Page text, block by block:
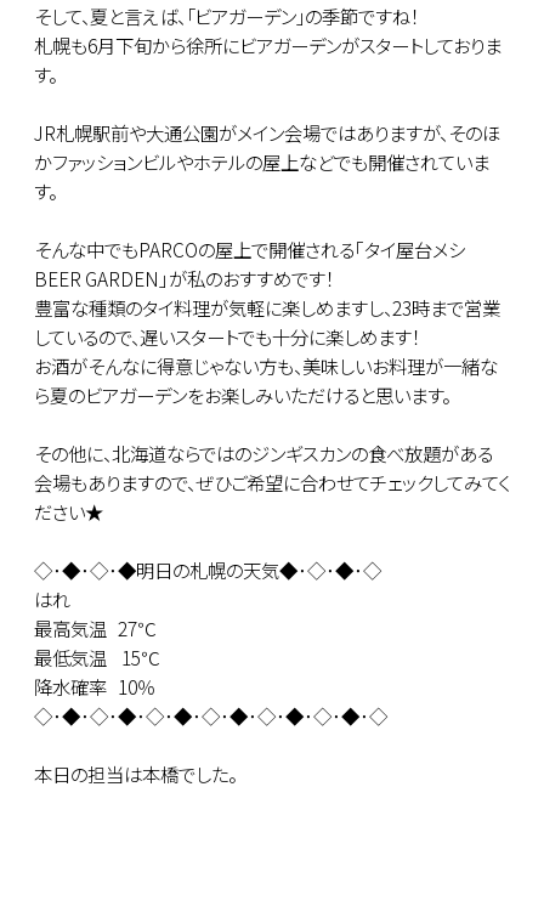
そして、夏と言えば、「ビアガーデン」の季節ですね！
札幌も6月下旬から徐所にビアガーデンがスタートしておりま
す。
JR札幌駅前や大通公園がメイン会場ではありますが、そのほ
かファッションビルやホテルの屋上などでも開催されていま
す。
そんな中でもPARCOの屋上で開催される｢タイ屋台メシ
BEER GARDEN｣が私のおすすめです！
豊富な種類のタイ料理が気軽に楽しめますし、23時まで営業
しているので、遅いスタートでも十分に楽しめます！
お酒がそんなに得意じゃない方も、美味しいお料理が一緒な
ら夏のビアガーデンをお楽しみいただけると思います。
その他に、北海道ならではのジンギスカンの食べ放題がある
会場もありますので、ぜひご希望に合わせてチェックしてみてく
ださい★
◇･◆･◇･◆明日の札幌の天気◆･◇･◆･◇
はれ
最高気温 27℃
最低気温 15℃
降水確率 10％
◇･◆･◇･◆･◇･◆･◇･◆･◇･◆･◇･◆･◇
本日の担当は本橋でした。